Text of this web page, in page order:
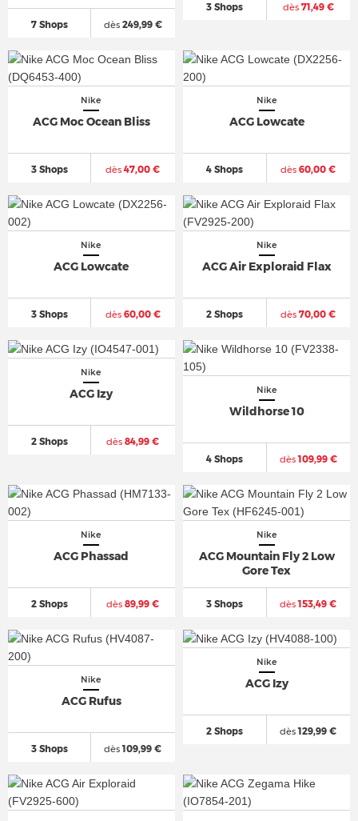
7 Shops dès249,99 €
3 Shops dès71,49 €
Nike
ACG Moc Ocean Bliss
3 Shops dès 47,00 €
Nike
ACG Lowcate
4 Shops dès 60,00 €
Nike
ACG Lowcate
3 Shops dès60,00 €
Nike
ACG Air Exploraid Flax
2 Shops dès 70,00 €
Nike
ACG Izy
2 Shops dès 84,99 €
Nike
Wildhorse 10
4 Shops dès109,99 €
Nike
ACG Phassad
2 Shops dès 89,99 €
Nike
ACG Mountain Fly 2 Low
Gore Tex
3 Shops dès153,49 €
Nike
ACG Rufus
3 Shops dès109,99 €
Nike
ACG Izy
2 Shops dès129,99 €